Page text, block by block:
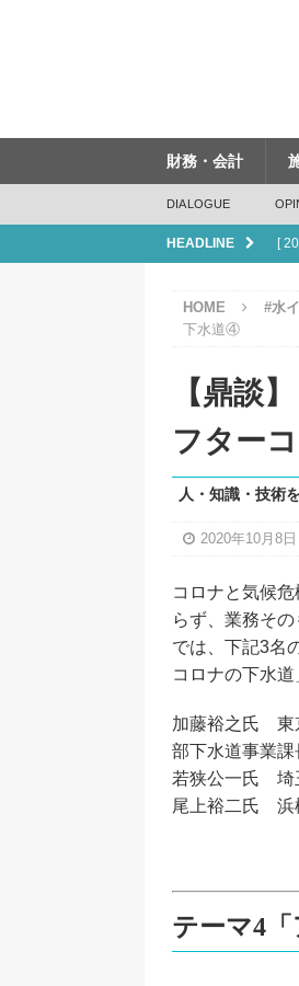
財務・会計
DIALOGUE
HEADLINE [
[
[
HOME #水
下水道④
【鼎談
フター
人・知識・技術
2020年10月8日
コロナと気候
らず、業務そ
では、下記3名
コロナの下水
加藤裕之氏 東
部下水道事業課
若狭公一氏 埼
尾上裕二氏 浜
テーマ4